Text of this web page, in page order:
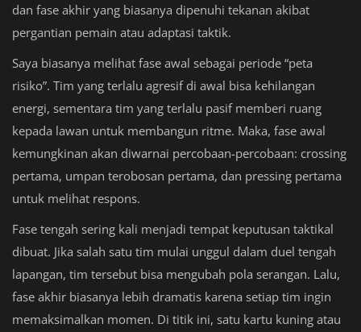
dan fase akhir yang biasanya dipenuhi tekanan akibat
pergantian pemain atau adaptasi taktik.
Saya biasanya melihat fase awal sebagai periode “peta
risiko”. Tim yang terlalu agresif di awal bisa kehilangan
energi, sementara tim yang terlalu pasif memberi ruang
kepada lawan untuk membangun ritme. Maka, fase awal
kemungkinan akan diwarnai percobaan-percobaan: crossing
pertama, umpan terobosan pertama, dan pressing pertama
untuk melihat respons.
Fase tengah sering kali menjadi tempat keputusan taktikal
dibuat. Jika salah satu tim mulai unggul dalam duel tengah
lapangan, tim tersebut bisa mengubah pola serangan. Lalu,
fase akhir biasanya lebih dramatis karena setiap tim ingin
memaksimalkan momen. Di titik ini, satu kartu kuning atau